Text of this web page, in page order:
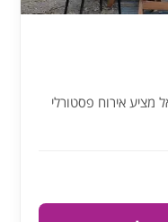
אירוח פסטורלי